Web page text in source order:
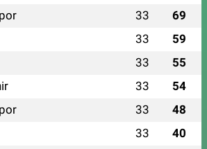
33 69
33 59
33 55
33 54
33 48
33 40